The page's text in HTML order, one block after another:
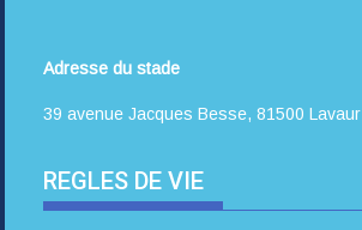
Adresse du stade
39 avenue Jacques Besse, 81500 Lavaur
REGLES DE VIE